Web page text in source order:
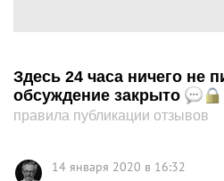
Здесь 24 часа ничего не
обсуждение закрыто
правила публикации отзывов
14 января 2020 в 16:32